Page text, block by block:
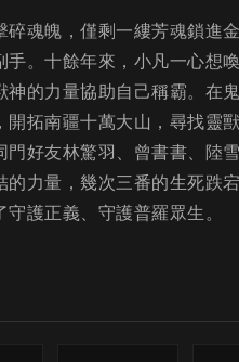
魂魄，僅剩一縷芳魂鎖進
。十餘年來，小凡一心想喚
的力量協助自己稱霸。在
拓南疆十萬大山，尋找靈
好友林驚羽、曾書書、陸
力量，幾次三番的生死跌
護正義、守護普羅眾生。